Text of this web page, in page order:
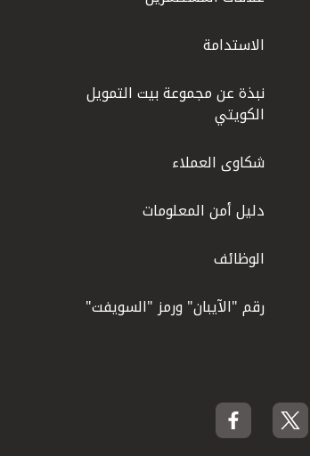
الاستدامة
نبذة عن مجموعة بيت التمويل
الكويتي
شكاوى العملاء
دليل أمن المعلومات
الوظائف
رقم "الآيبان" ورمز "السويفت"